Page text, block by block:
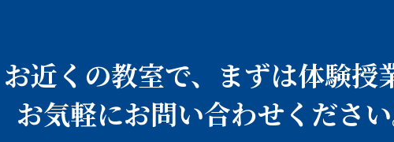
お近くの教室で、 まずは体験授
お気軽にお問い合わせくださ